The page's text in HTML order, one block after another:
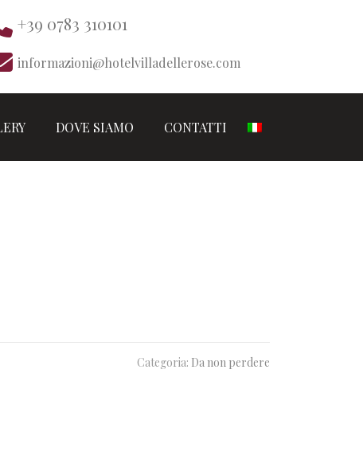
+39 0783 310101
informazioni@hotelvilladellerose.com
DOVE SIAMO CONTATTI
Categoria: Da non perdere